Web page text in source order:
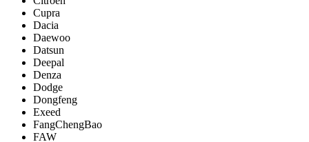
Cupra
Dacia
Daewoo
Datsun
Deepal
Denza
Dodge
Dongfeng
Exeed
FangChengBao
FAW